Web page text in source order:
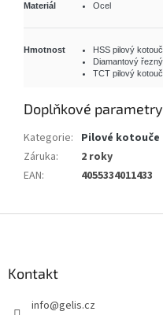
Materiál Ocel
Hmotnost
HSS pilový
Diamantový
TCT pilový
Doplňkové parametry
Kategorie: Pilové kotouče
Záruka:
2 roky
EAN: 4055334011433
Kontakt
info@gelis.cz